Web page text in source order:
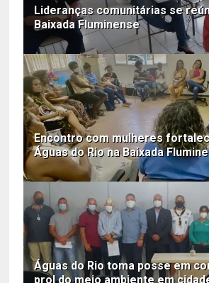
Lideranças comunitárias se
Baixada Fluminense
Encontro com mulheres
Águas do Rio na Baixada
Águas do Rio toma posse em
prol do meio ambiente em